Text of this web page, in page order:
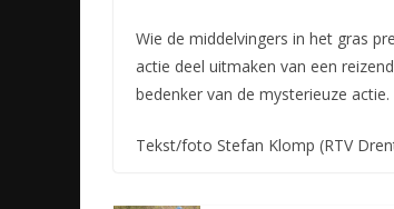
Wie de middelvingers in het gras
actie deel uitmaken van een
bedenker van de mysterieuze actie.
Tekst/foto Stefan Klomp (RTV